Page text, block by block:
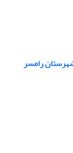
رامسر